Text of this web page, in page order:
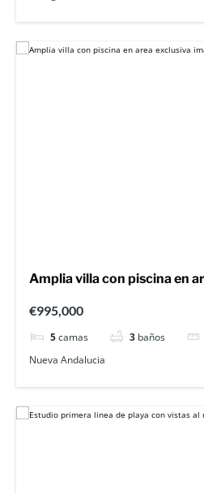
Amplia villa con piscina en
€995,000
5camas 3 baños
Nueva Andalucia